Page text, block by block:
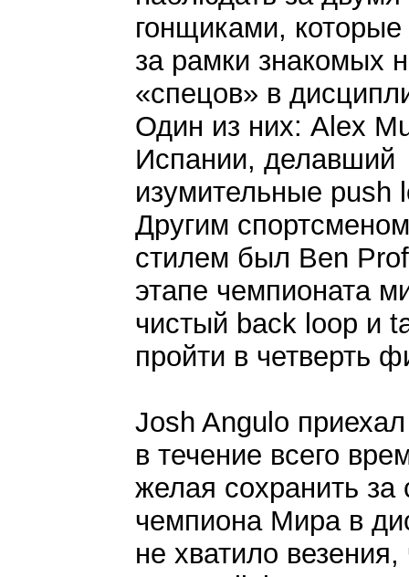
гонщиками,
за рамки знакомых
«спецов» в
Один из них: Alex
Испании, делавший
изумительные push
Другим
стилем был Ben
этапе чемпионата
чистый back loop и
пройти в четверть
Josh Angulo
в течение всего
желая сохранить за
чемпиона Мира в
не хватило